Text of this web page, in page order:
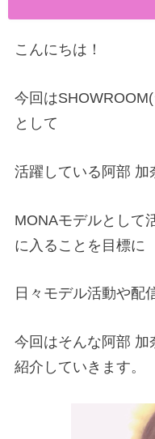
こんにちは！
今回は
として
活躍している阿部 加
MONAモデルとして
に入ることを目標に
日々モデル活動や配
今回はそんな阿部
紹介していきます。